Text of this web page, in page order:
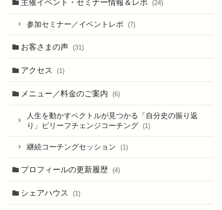
主催イベント・セミナー情報＆レポ (24)
参加セミナー／イベントレポ (7)
お客さまの声 (31)
アクセス (1)
メニュー／料金のご案内 (6)
人生を動かすベクトルが見つかる「自分史の振り返
り」ビリーフチェンジコーチング
(1)
継続コーチングセッション (1)
プロフィールの更新履歴 (4)
シェアハウス (1)